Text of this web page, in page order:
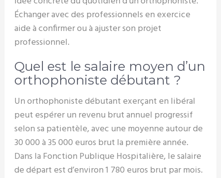
Échanger avec des professionnels en exercice
aide à confirmer ou à ajuster son projet
professionnel.
Quel est le salaire moyen d’un
orthophoniste débutant ?
Un orthophoniste débutant exerçant en libéral
peut espérer un revenu brut annuel progressif
selon sa patientèle, avec une moyenne autour de
30 000 à 35 000 euros brut la première année.
Dans la Fonction Publique Hospitalière, le salaire
de départ est d’environ 1 780 euros brut par mois.